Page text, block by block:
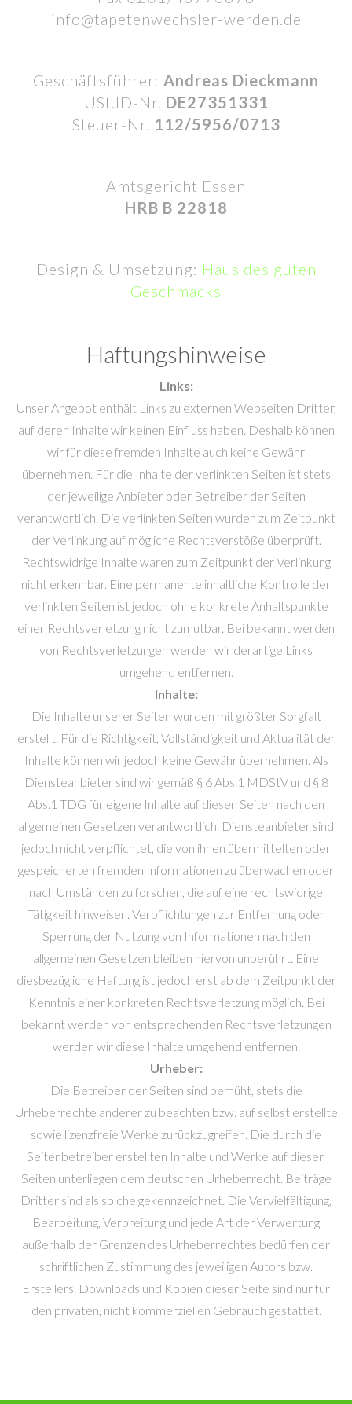
info@tapetenwechsler-werden.de
Geschäftsführer: Andreas Dieckmann
USt.ID-Nr. DE27351331
Steuer-Nr. 112/5956/0713
Amtsgericht Essen
HRB B 22818
Design & Umsetzung: Haus des guten
Geschmacks
Haftungshinweise
Links:
Unser Angebot enthält Links zu externen Webseiten Dritter,
auf deren Inhalte wir keinen Einfluss haben. Deshalb können
wir für diese fremden Inhalte auch keine Gewähr
übernehmen. Für die Inhalte der verlinkten Seiten ist stets
der jeweilige Anbieter oder Betreiber der Seiten
verantwortlich. Die verlinkten Seiten wurden zum Zeitpunkt
der Verlinkung auf mögliche Rechtsverstöße überprüft.
Rechtswidrige Inhalte waren zum Zeitpunkt der Verlinkung
nicht erkennbar. Eine permanente inhaltliche Kontrolle der
verlinkten Seiten ist jedoch ohne konkrete Anhaltspunkte
einer Rechtsverletzung nicht zumutbar. Bei bekannt werden
von Rechtsverletzungen werden wir derartige Links
umgehend entfernen.
Inhalte:
Die Inhalte unserer Seiten wurden mit größter Sorgfalt
erstellt. Für die Richtigkeit, Vollständigkeit und Aktualität der
Inhalte können wir jedoch keine Gewähr übernehmen. Als
Diensteanbieter sind wir gemäß § 6 Abs.1 MDStV und § 8
Abs.1 TDG für eigene Inhalte auf diesen Seiten nach den
allgemeinen Gesetzen verantwortlich. Diensteanbieter sind
jedoch nicht verpflichtet, die von ihnen übermittelten oder
gespeicherten fremden Informationen zu überwachen oder
nach Umständen zu forschen, die auf eine rechtswidrige
Tätigkeit hinweisen. Verpflichtungen zur Entfernung oder
Sperrung der Nutzung von Informationen nach den
allgemeinen Gesetzen bleiben hiervon unberührt. Eine
diesbezügliche Haftung ist jedoch erst ab dem Zeitpunkt der
Kenntnis einer konkreten Rechtsverletzung möglich. Bei
bekannt werden von entsprechenden Rechtsverletzungen
werden wir diese Inhalte umgehend entfernen.
Urheber:
Die Betreiber der Seiten sind bemüht, stets die
Urheberrechte anderer zu beachten bzw. auf selbst erstellte
sowie lizenzfreie Werke zurückzugreifen. Die durch die
Seitenbetreiber erstellten Inhalte und Werke auf diesen
Seiten unterliegen dem deutschen Urheberrecht. Beiträge
Dritter sind als solche gekennzeichnet. Die Vervielfältigung,
Bearbeitung, Verbreitung und jede Art der Verwertung
außerhalb der Grenzen des Urheberrechtes bedürfen der
schriftlichen Zustimmung des jeweiligen Autors bzw.
Erstellers. Downloads und Kopien dieser Seite sind nur für
den privaten, nicht kommerziellen Gebrauch gestattet.